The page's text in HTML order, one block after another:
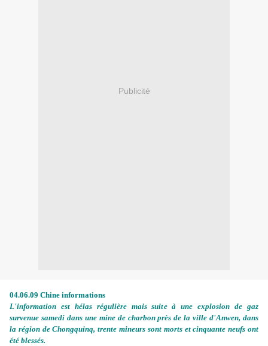
Publicité
04.06.09 Chine informations
L'information est hélas régulière mais suite à une explosion de gaz
survenue samedi dans une mine de charbon près de la ville d'Anwen, dans
la région de Chongquinq, trente mineurs sont morts et cinquante neufs ont
été blessés.